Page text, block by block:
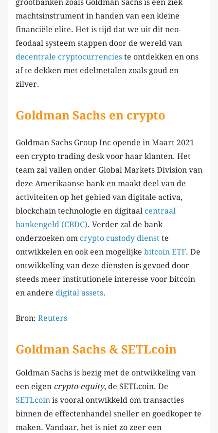
grootbanken zoals Goldman Sachs is een ziek
machtsinstrument in handen van een kleine
financiële elite. Het is tijd dat we uit dit neo-
feodaal systeem stappen door de wereld van
decentrale cryptocurrencies te ontdekken en ons
af te dekken met edelmetalen zoals goud en
zilver.
Goldman Sachs en crypto
Goldman Sachs Group Inc opende in Maart 2021
een crypto trading desk voor haar klanten. Het
team zal vallen onder Global Markets Division van
deze Amerikaanse bank en maakt deel van de
activiteiten op het gebied van digitale activa,
blockchain technologie en digitaal centraal
bankengeld (CBDC). Verder zal de bank
onderzoeken om crypto custody dienst te
ontwikkelen en ook een mogelijke bitcoin ETF. De
ontwikkeling van deze diensten is gevoed door
steeds meer institutionele interesse voor bitcoin
en andere digital assets.
Bron: Reuters
Goldman Sachs & SETLcoin
Goldman Sachs is bezig met de ontwikkeling van
een eigen crypto-equity, de SETLcoin. De
SETLcoin is vooral ontwikkeld om transacties
binnen de effectenhandel sneller en goedkoper te
maken. Vandaar, het is niet zo zeer een